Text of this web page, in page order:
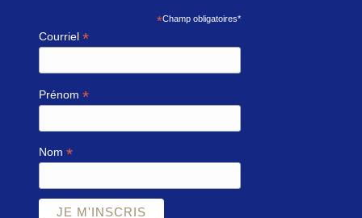
*Champ obligatoires*
Courriel*
Prénom*
Nom*